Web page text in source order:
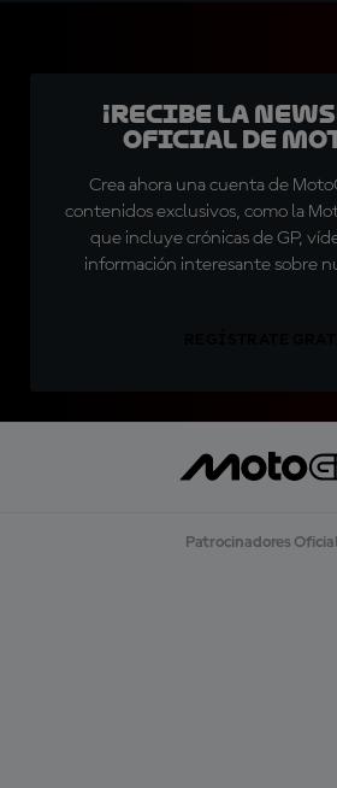
¡Recibe la
oficial de
Crea ahora una cuenta de
contenidos exclusivos, como la
que incluye crónicas de GP,
información interesante sobre
Patrocinadores